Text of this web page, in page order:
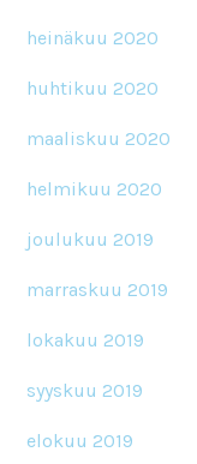
heinäkuu 2020
huhtikuu 2020
maaliskuu 2020
helmikuu 2020
joulukuu 2019
marraskuu 2019
lokakuu 2019
syyskuu 2019
elokuu 2019